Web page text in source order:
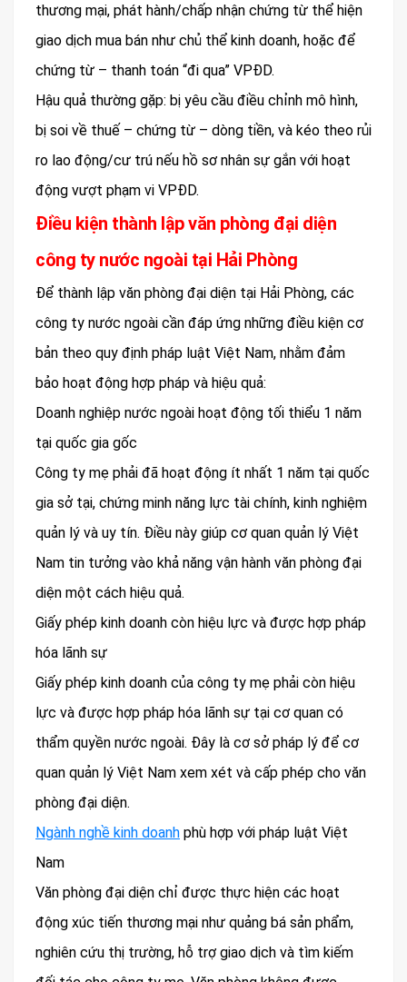
thương mại, phát hành/chấp nhận chứng từ thể hiện
giao dịch mua bán như chủ thể kinh doanh, hoặc để
chứng từ – thanh toán “đi qua” VPĐD.
Hậu quả thường gặp: bị yêu cầu điều chỉnh mô hình,
bị soi về thuế – chứng từ – dòng tiền, và kéo theo rủi
ro lao động/cư trú nếu hồ sơ nhân sự gắn với hoạt
động vượt phạm vi VPĐD.
Điều kiện thành lập văn phòng đại diện
công ty nước ngoài tại Hải Phòng
Để thành lập văn phòng đại diện tại Hải Phòng, các
công ty nước ngoài cần đáp ứng những điều kiện cơ
bản theo quy định pháp luật Việt Nam, nhằm đảm
bảo hoạt động hợp pháp và hiệu quả:
Doanh nghiệp nước ngoài hoạt động tối thiểu 1 năm
tại quốc gia gốc
Công ty mẹ phải đã hoạt động ít nhất 1 năm tại quốc
gia sở tại, chứng minh năng lực tài chính, kinh nghiệm
quản lý và uy tín. Điều này giúp cơ quan quản lý Việt
Nam tin tưởng vào khả năng vận hành văn phòng đại
diện một cách hiệu quả.
Giấy phép kinh doanh còn hiệu lực và được hợp pháp
hóa lãnh sự
Giấy phép kinh doanh của công ty mẹ phải còn hiệu
lực và được hợp pháp hóa lãnh sự tại cơ quan có
thẩm quyền nước ngoài. Đây là cơ sở pháp lý để cơ
quan quản lý Việt Nam xem xét và cấp phép cho văn
phòng đại diện.
Ngành nghề kinh doanh phù hợp với pháp luật Việt
Nam
Văn phòng đại diện chỉ được thực hiện các hoạt
động xúc tiến thương mại như quảng bá sản phẩm,
nghiên cứu thị trường, hỗ trợ giao dịch và tìm kiếm